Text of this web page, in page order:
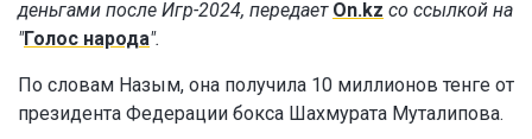
деньгами после Игр-2024, передает On.kz со ссылкой на
"Голос народа".
По словам Назым, она получила 10 миллионов тенге от
президента Федерации бокса Шахмурата Муталипова.